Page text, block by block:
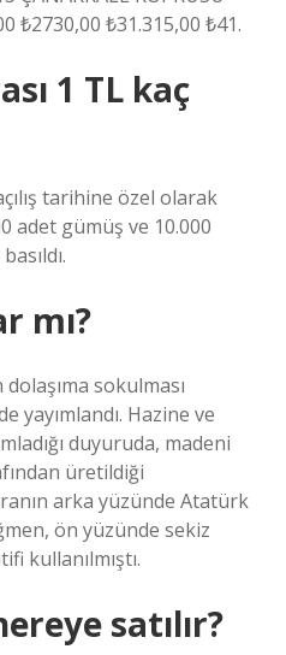
₺​2730,00 ₺​31.315,00 ₺​​41.
1 TL kaç
tarihine özel olarak
adet gümüş ve 10.000
mı?
sokulması
yayımlandı. Hazine ve
duyuruda, madeni
üretildiği
arka yüzünde Atatürk
ön yüzünde sekiz
kullanılmıştı.
satılır?